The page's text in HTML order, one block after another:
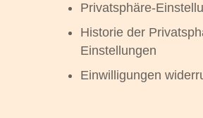
Privatsphäre-
Historie der
Einstellungen
Einwilligungen